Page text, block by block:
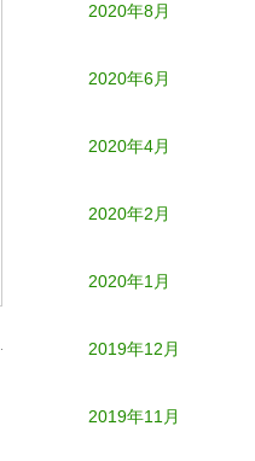
2020年8月
2020年6月
2020年4月
2020年2月
2020年1月
2019年12月
2019年11月